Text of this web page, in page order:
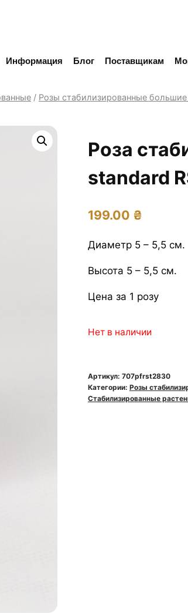
Информация Блог Поставщикам
/ Розы стабилизированные
Роза
standard
199.00 ₴
Диаметр 5 – 5,5 см.
Высота 5 – 5,5 см.
Цена за 1 розу
Нет в наличии
Артикул: 707pfrst2830
Категории: Розы
Стабилизированные